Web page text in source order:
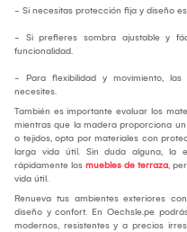
- Si necesitas protección fija y diseño
- Si prefieres sombra ajustable y
funcionalidad.
- Para flexibilidad y movimiento,
necesites.
También es importante evaluar los
mientras que la madera proporciona
o tejidos, opta por materiales con
larga vida útil. Sin duda alguna, la
rápidamente los muebles de terraza,
vida útil.
Renueva tus ambientes exteriores con
diseño y confort. En Oechsle.pe
modernos, resistentes y a precios